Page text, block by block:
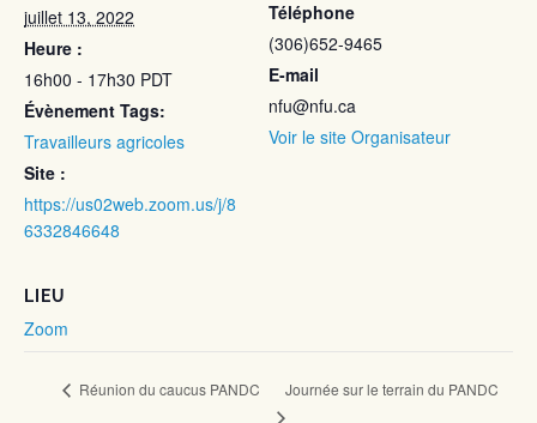
juillet 13, 2022
Heure :
16h00 - 17h30 PDT
Évènement Tags:
Travailleurs agricoles
Site :
https://us02web.zoom.us/j/8
6332846648
Téléphone
(306)652-9465
E-mail
nfu@nfu.ca
Voir le site Organisateur
LIEU
Zoom
Réunion du caucus PANDC Journée sur le terrain du PANDC